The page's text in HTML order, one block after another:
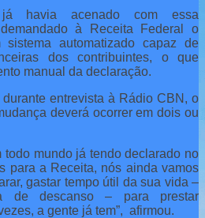
havia acenado com essa
à Receita Federal o
sistema automatizado capaz de
dos contribuintes, o que
manual da declaração.
durante entrevista à Rádio CBN, o
deverá ocorrer em dois ou
todo mundo já tendo declarado no
para a Receita, nós ainda vamos
gastar tempo útil da sua vida –
de descanso – para prestar
a gente já tem”, afirmou.